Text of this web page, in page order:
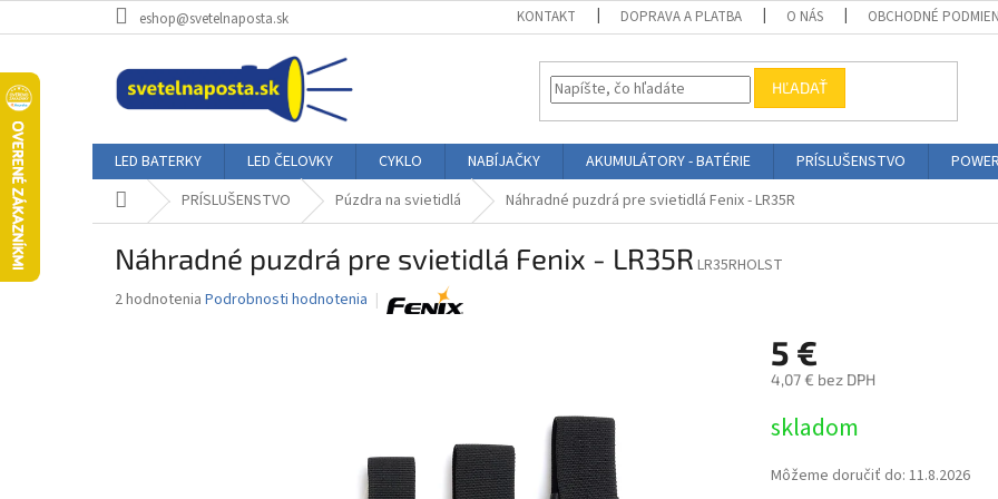
na
eshop@svetelnaposta.sk KONTAKT DOPRAVA A PLATBA O NÁS OBCHODNÉ
HĽADAŤ
LED BATERKY LED ČELOVKY CYKLO NABÍJAČKY AKUMULÁTORY - BATÉRIE PRÍSLUŠENSTVO
DomovPRÍSLUŠENSTVO Púzdra na svietidlá Náhradné puzdrá pre svietidlá Fenix - LR35R
Náhradné puzdrá pre svietidlá Fenix - LR35R LR35RHOLST
Priemerné
2 hodnotenia Podrobnosti hodnotenia
5 €
4,07 € bez DPH
cena:
skladom
Môžeme doručiť do: 11.8.2026